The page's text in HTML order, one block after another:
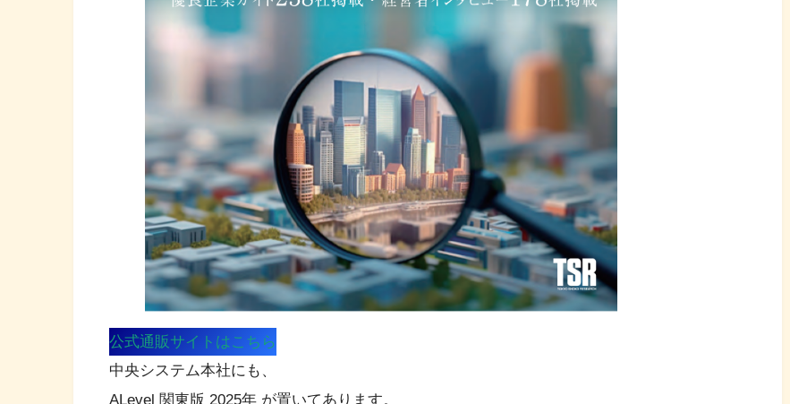
公式通販サイトはこちら
中央システム本社にも、
ALevel 関東版 2025年 が置いてあります。